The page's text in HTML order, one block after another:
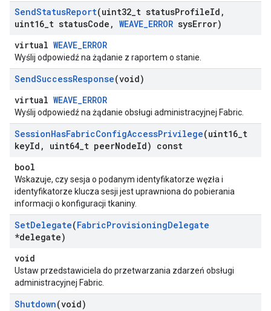
SendStatusReport(uint32 t statusProfileId ,
uint16 t statusCode , WEAVE_ERROR sysError)
virtual WEAVE_ERROR
Wyślij odpowiedź na żądanie z raportem o stanie.
SendSuccessResponse(void)
virtual WEAVE_ERROR
Wyślij odpowiedź na żądanie obsługi administracyjnej Fabric.
SessionHasFabricConfigAccessPrivilege(uint16 t
keyId , uint64 t peerNodeId) const
bool
Wskazuje, czy sesja o podanym identyfikatorze węzła i
identyfikatorze klucza sesji jest uprawniona do pobierania
informacji o konfiguracji tkaniny.
SetDelegate(FabricProvisioningDelegate
*delegate)
void
Ustaw przedstawiciela do przetwarzania zdarzeń obsługi
administracyjnej Fabric.
Shutdown(void)